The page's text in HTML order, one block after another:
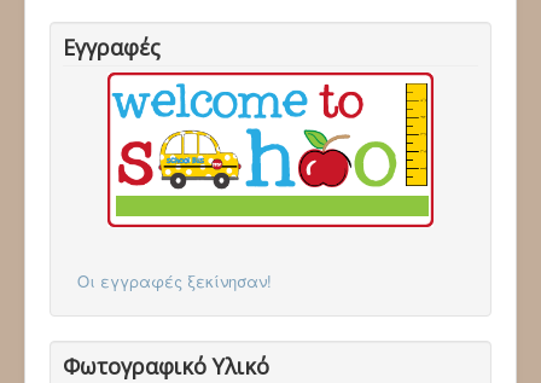
Εγγραφές
Οι εγγραφές ξεκίνησαν!
Φωτογραφικό Υλικό